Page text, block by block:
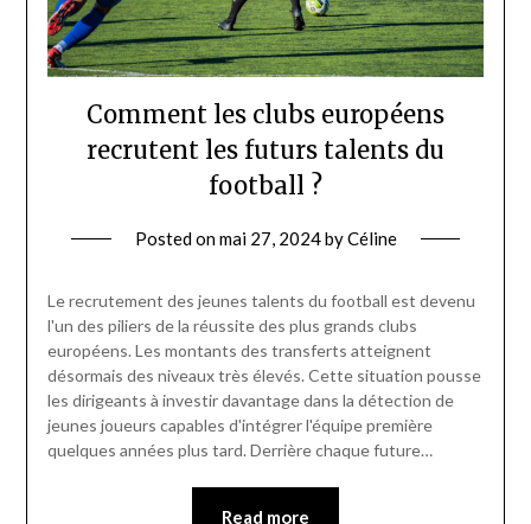
Comment les clubs européens
recrutent les futurs talents du
football ?
Posted onmai 27, 2024byCéline
Le recrutement des jeunes talents du football est devenu
l'un des piliers de la réussite des plus grands clubs
européens. Les montants des transferts atteignent
désormais des niveaux très élevés. Cette situation pousse
les dirigeants à investir davantage dans la détection de
jeunes joueurs capables d'intégrer l'équipe première
quelques années plus tard. Derrière chaque future…
Read more